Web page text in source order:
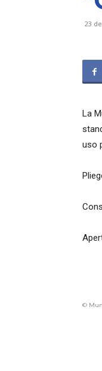
23
La
uso
©